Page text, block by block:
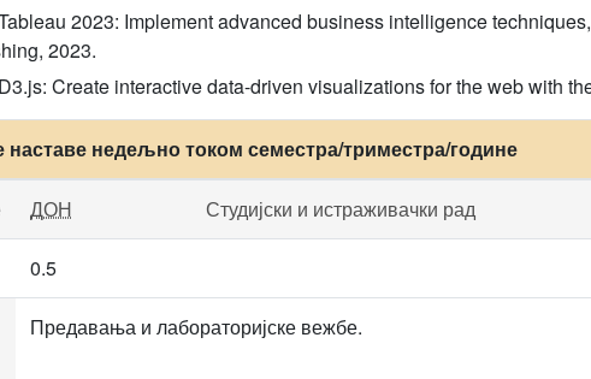
2023: Implement advanced business intelligence
2023.
Create interactive data-driven visualizations for the web with
наставе недељно током семестра/триместра/године
ДОН Студијски и истраживачки рад
0.5
Предавања и лабораторијске вежбе.